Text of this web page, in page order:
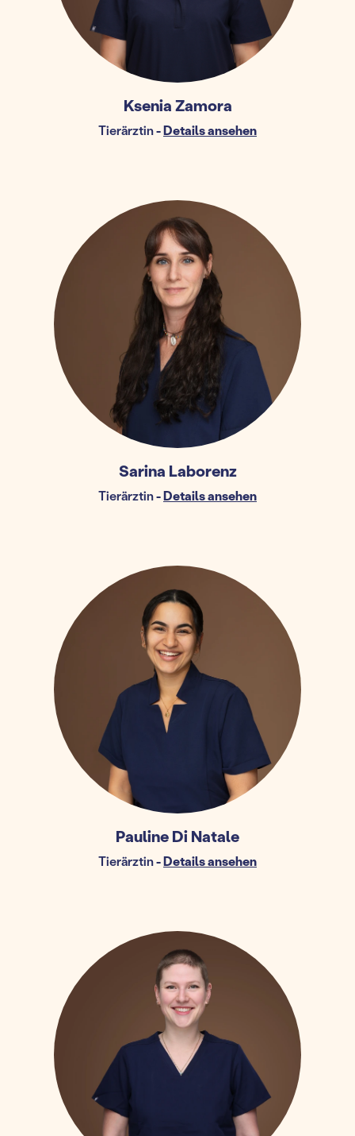
Ksenia Zamora
Tierärztin-Details ansehen
Sarina Laborenz
Tierärztin-Details ansehen
Pauline Di Natale
Tierärztin-Details ansehen